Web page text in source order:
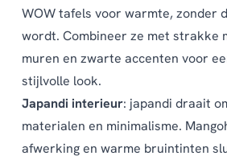
WOW tafels voor warmte, zonder
wordt. Combineer ze met strakke
muren en zwarte accenten voor
stijlvolle look.
Japandi interieur: japandi draait
materialen en minimalisme.
afwerking en warme bruintinten